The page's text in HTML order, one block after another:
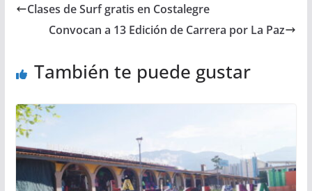
Clases de Surf gratis en Costalegre
Convocan a 13 Edición de Carrera por La Paz
También te puede gustar